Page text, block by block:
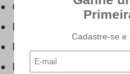
Comprimento: 30cm
Diâmetro Externo: 20mm
Diâmetro Interno: 12,3mm
Espessura do Elo: 3mm